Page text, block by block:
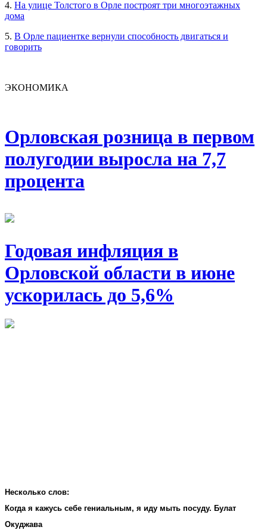
4. На улице Толстого в Орле построят три многоэтажных
дома
5. В Орле пациентке вернули способность двигаться и
говорить
ЭКОНОМИКА
Орловская розница в первом
полугодии выросла на 7,7
процента
Годовая инфляция в
Орловской области в июне
ускорилась до 5,6%
Несколько слов:
Когда я кажусь себе гениальным, я иду мыть посуду. Булат
Окуджава